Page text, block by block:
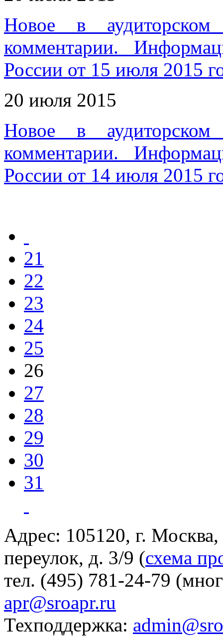
Новое в аудиторском
комментарии.
России от 15 июля 2015
20 июля 2015
Новое в аудиторском
комментарии.
России от 14 июля 2015
21
22
23
24
25
26
27
28
29
30
31
Адрес: 105120, г.
переулок, д. 3/9 (схема
тел. (495) 781-24-79
apr@sroapr.ru
Техподдержка: